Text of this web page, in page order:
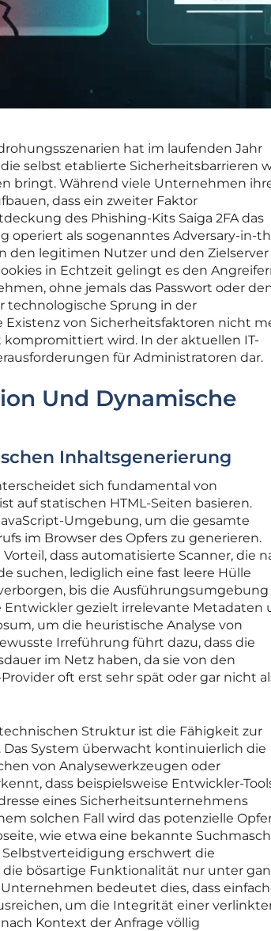
hat im laufenden Jahr
selbst etablierte Sicherheitsbarrieren
bringt. Während viele Unternehmen
dass ein zweiter Faktor
des Phishing-Kits Saiga 2FA das
operiert als sogenanntes Adversary-in-
den legitimen Nutzer und den Zielserver
in Echtzeit gelingt es den
ohne jemals das Passwort oder
technologische Sprung in der
von Sicherheitsfaktoren nicht
wird. In der aktuellen IT-
für Administratoren dar.
Und Dynamische
Inhaltsgenerierung
sich fundamental von
auf statischen HTML-Seiten basieren.
Umgebung, um die gesamte
im Browser des Opfers zu generieren.
dass automatisierte Scanner, die
suchen, lediglich eine fast leere Hülle
bis die Ausführungsumgebung
gezielt irrelevante Metadaten
um die heuristische Analyse von
Irreführung führt dazu, dass die
im Netz haben, da sie von den
oft erst sehr spät oder gar nicht
Struktur ist die Fähigkeit zur
System überwacht kontinuierlich die
von Analysewerkzeugen oder
dass beispielsweise Entwickler-
eines Sicherheitsunternehmens
solchen Fall wird das potenzielle
wie etwa eine bekannte
erschwert die
bösartige Funktionalität nur unter
bedeutet dies, dass
um die Integrität einer
Kontext der Anfrage völlig